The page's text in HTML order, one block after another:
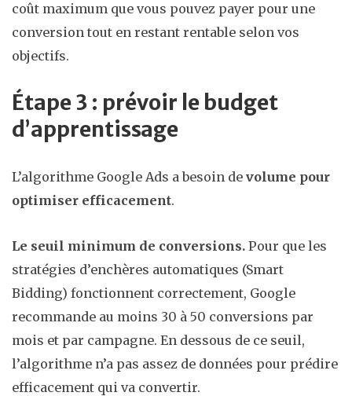
coût maximum que vous pouvez payer pour une
conversion tout en restant rentable selon vos
objectifs.
Étape 3 : prévoir le budget
d’apprentissage
L’algorithme Google Ads a besoin de volume pour
optimiser efficacement.
Le seuil minimum de conversions. Pour que les
stratégies d’enchères automatiques (Smart
Bidding) fonctionnent correctement, Google
recommande au moins 30 à 50 conversions par
mois et par campagne. En dessous de ce seuil,
l’algorithme n’a pas assez de données pour prédire
efficacement qui va convertir.